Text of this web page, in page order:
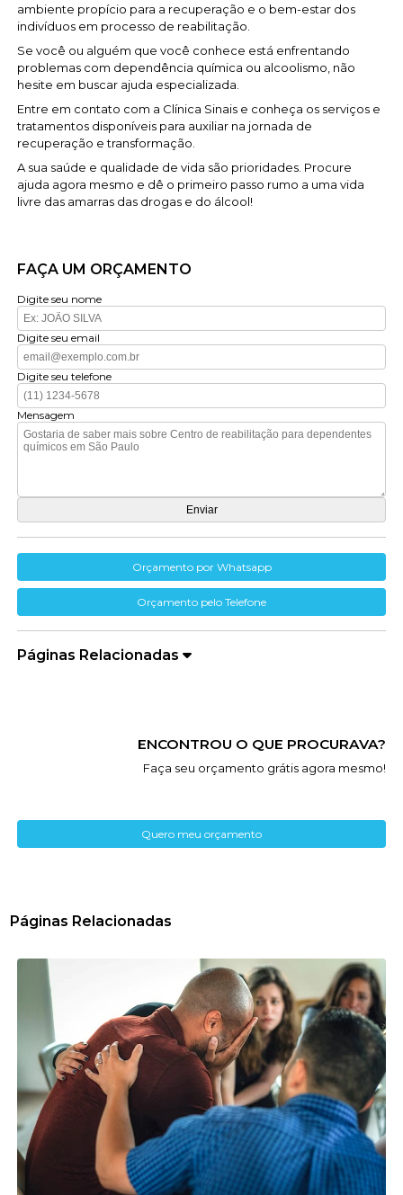
ambiente propício para a recuperação e o bem-estar dos
indivíduos em processo de reabilitação.
Se você ou alguém que você conhece está enfrentando
problemas com dependência química ou alcoolismo, não
hesite em buscar ajuda especializada.
Entre em contato com a Clínica Sinais e conheça os serviços e
tratamentos disponíveis para auxiliar na jornada de
recuperação e transformação.
A sua saúde e qualidade de vida são prioridades. Procure
ajuda agora mesmo e dê o primeiro passo rumo a uma vida
livre das amarras das drogas e do álcool!
FAÇA UM ORÇAMENTO
Digite seu nome
Digite seu email
Digite seu telefone
Mensagem
Orçamento por Whatsapp
Orçamento pelo Telefone
Páginas Relacionadas
ENCONTROU O QUE PROCURAVA?
Faça seu orçamento grátis agora mesmo!
Quero meu orçamento
Páginas Relacionadas